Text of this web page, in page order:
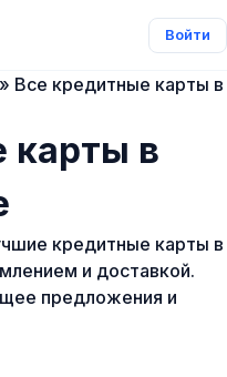
Войти
» Все кредитные карты в
карты в
кредитные карты в
и доставкой.
предложения и